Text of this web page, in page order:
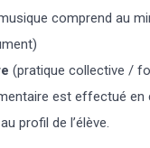
comprend au
(pratique collective /
est effectué en
profil de l’élève.